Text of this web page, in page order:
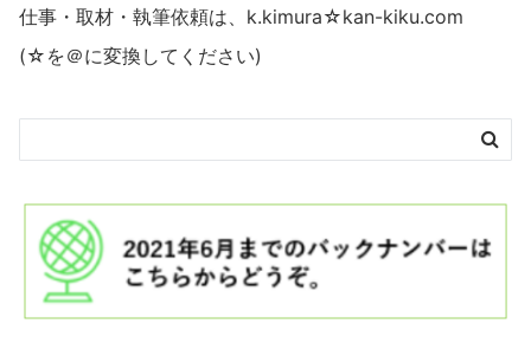
仕事・取材・執筆依頼は、k.kimura☆kan-kiku.com
(☆を＠に変換してください)